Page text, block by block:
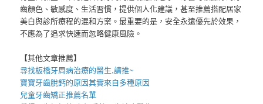
齒顏色、敏感度、生活習慣，提供個人化建議，甚至推薦搭配居家
美白與診所療程的混和方案。最重要的是，安全永遠優先於效果，
不應為了追求快速而忽略健康風險。
【其他文章推薦】
尋找板橋牙周病治療的醫生,請推~
寶寶牙齒脫鈣的原因其實來自多種原因
兒童牙齒矯正推薦名單